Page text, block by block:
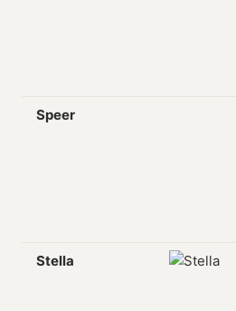
Speer
Stella